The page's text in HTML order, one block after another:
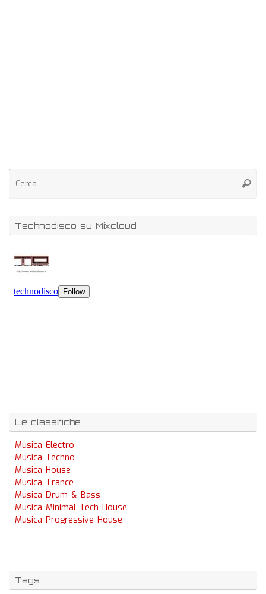
Technodisco su Mixcloud
Le classifiche
Musica Electro
Musica Techno
Musica House
Musica Trance
Musica Drum & Bass
Musica Minimal Tech House
Musica Progressive House
Tags